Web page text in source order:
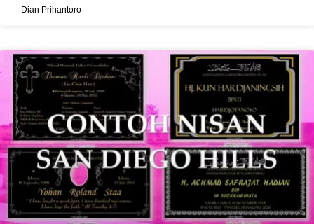
Dian Prihantoro